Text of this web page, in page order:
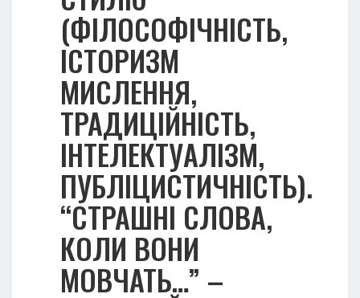
(ФІЛОСОФІЧНІСТЬ,
ІСТОРИЗМ
МИСЛЕННЯ,
ТРАДИЦІЙНІСТЬ,
ІНТЕЛЕКТУАЛІЗМ,
ПУБЛІЦИСТИЧНІСТЬ).
“СТРАШНІ СЛОВА,
КОЛИ ВОНИ
МОВЧАТЬ…” –